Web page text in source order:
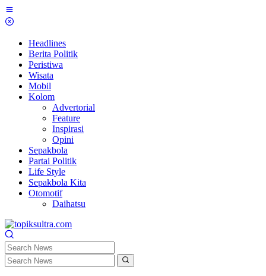
Skip
to
Headlines
Berita Politik
Peristiwa
Wisata
Mobil
Kolom
Advertorial
Feature
Inspirasi
Opini
Sepakbola
Partai Politik
Life Style
Sepakbola Kita
Otomotif
Daihatsu